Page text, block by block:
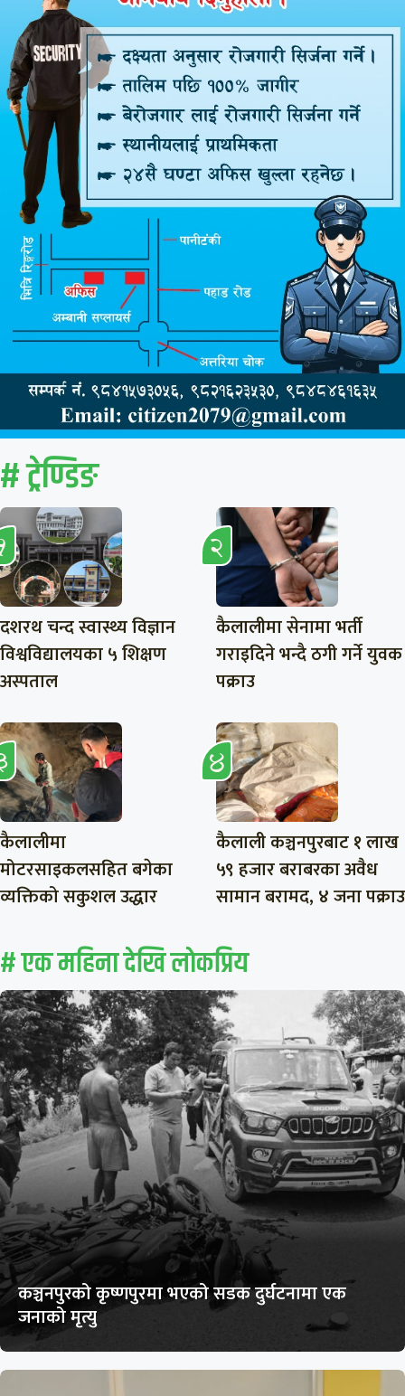
# ट्रेण्डिङ
दशरथ चन्द स्वास्थ्य विज्ञान
विश्वविद्यालयका ५ शिक्षण
अस्पताल
कैलालीमा सेनामा भर्ती
गराइदिने भन्दै ठगी गर्ने युवक
पक्राउ
कैलालीमा
मोटरसाइकलसहित बगेका
व्यक्तिको सकुशल उद्धार
कैलाली कञ्चनपुरबाट १ लाख
५९ हजार बराबरका अवैध
सामान बरामद, ४ जना पक्राउ
# एक महिना देखि लाेकप्रिय
कञ्चनपुरको कृष्णपुरमा भएको सडक दुर्घटनामा एक
जनाको मृत्यु